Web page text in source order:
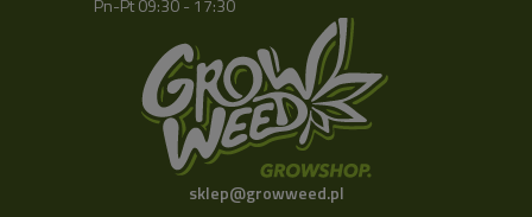
Pn-Pt 09:30 - 17:30
sklep@growweed.pl